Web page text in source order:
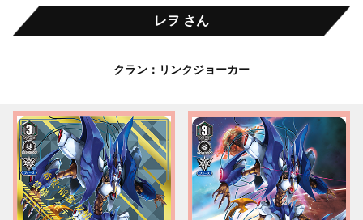
レヲ さん
クラン：リンクジョーカー